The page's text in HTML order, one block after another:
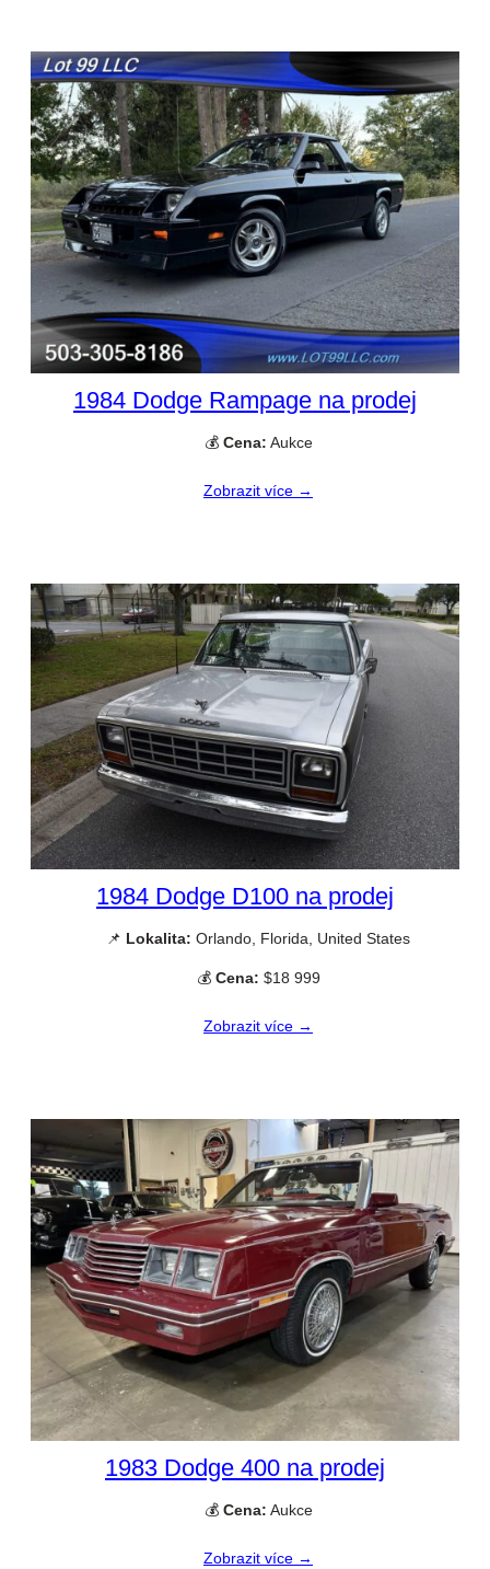
1984 Dodge Rampage na prodej
💰 Cena: Aukce
Zobrazit více →
1984 Dodge D100 na prodej
📌 Lokalita: Orlando, Florida, United States
💰 Cena: $18 999
Zobrazit více →
1983 Dodge 400 na prodej
💰 Cena: Aukce
Zobrazit více →